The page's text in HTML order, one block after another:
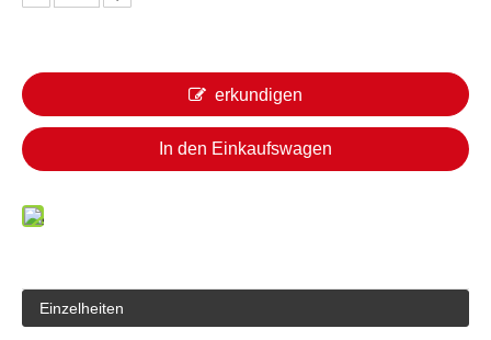
erkundigen
In den Einkaufswagen
Einzelheiten